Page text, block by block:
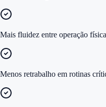
Mais fluidez entre operação
Menos retrabalho em rotinas